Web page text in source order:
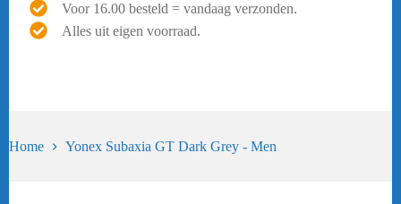
Voor 16.00 besteld = vandaag verzonden.
Alles uit eigen voorraad.
Home Yonex Subaxia GT Dark Grey - Men